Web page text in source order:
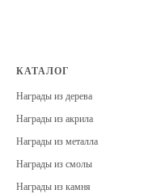
КАТАЛОГ
Награды из дерева
Награды из акрила
Награды из металла
Награды из смолы
Награды из камня